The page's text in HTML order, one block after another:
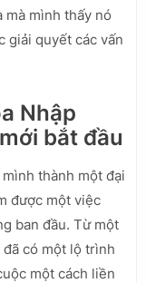
mà mình thấy nó
giải quyết các vấn
Nhập
bắt đầu
thành một đại
được một việc
ban đầu. Từ một
có một lộ trình
một cách liền